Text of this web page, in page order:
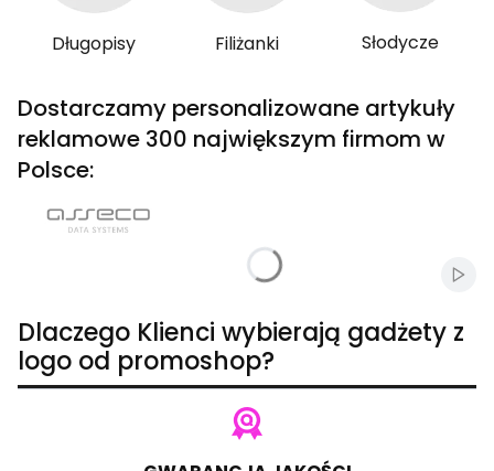
Długopisy Filiżanki Słodycze
Dostarczamy personalizowane artykuły
reklamowe 300 największym firmom w
Polsce:
Dlaczego Klienci wybierają gadżety z
logo od promoshop?